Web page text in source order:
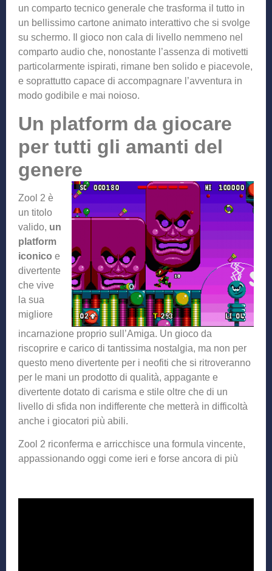
un comparto tecnico generale che trasforma il tutto in
un bellissimo cartone animato interattivo che si svolge
su schermo. Il gioco non cala di livello nemmeno nel
comparto audio che, nonostante l’assenza di motivetti
particolarmente ispirati, rimane ben solido e piacevole,
e soprattutto capace di accompagnare l’avventura in
modo godibile e mai noioso.
Un platform da giocare
per tutti gli amanti del
genere
Zool 2 è
un titolo
valido, un
platform
iconico e
divertente
che vive
la sua
migliore
incarnazione proprio sull’Amiga. Un gioco da
riscoprire e carico di tantissima nostalgia, ma non per
questo meno divertente per i neofiti che si ritroveranno
per le mani un prodotto di qualità, appagante e
divertente dotato di carisma e stile oltre che di un
livello di sfida non indifferente che metterà in difficoltà
anche i giocatori più abili.
Zool 2 riconferma e arricchisce una formula vincente,
appassionando oggi come ieri e forse ancora di più